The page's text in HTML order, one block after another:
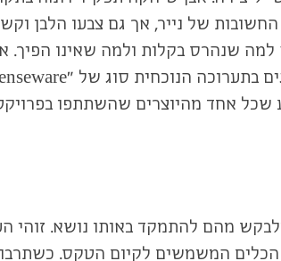
של נייר, אך גם צבעו הלבן
למה שנהרס בקלות ולמה שאינו
שכל אחד מהיוצרים שהשתתפו
מהם להתמקד באותו נושא. זוהי
המשמשים לקיום הטקס.